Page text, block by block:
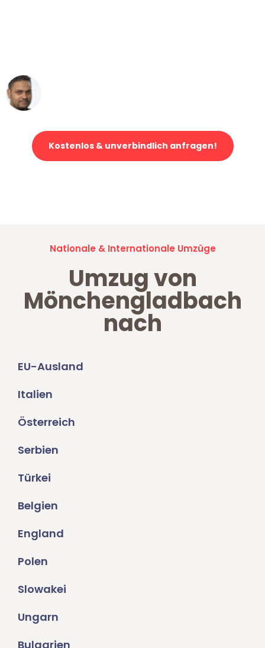
Kostenlos & unverbindlich anfragen!
Nationale & Internationale Umzüge
Umzug von
Mönchengladbach
nach
EU-Ausland
Italien
Österreich
Serbien
Türkei
Belgien
England
Polen
Slowakei
Ungarn
Bulgarien